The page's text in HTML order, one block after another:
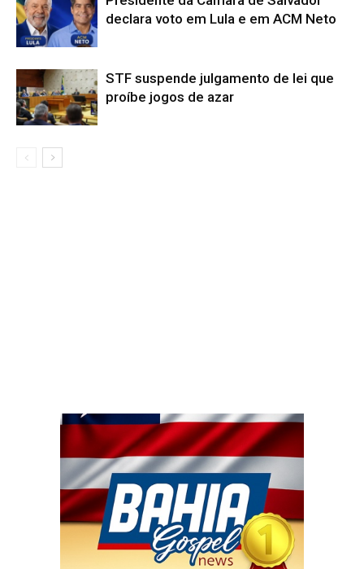
declara voto em Lula e em ACM Neto
STF suspende julgamento de lei que
proíbe jogos de azar